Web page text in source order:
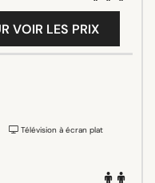
VOIR LES PRIX
Télévision à écran plat